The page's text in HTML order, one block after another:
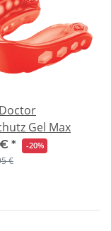
Gel Max
* -20%
€